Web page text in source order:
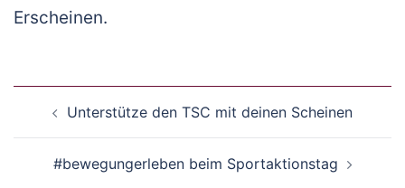
Erscheinen.
Unterstütze den TSC mit deinen Scheinen
#bewegungerleben beim Sportaktionstag